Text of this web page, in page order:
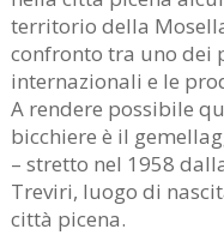
territorio della
confronto tra uno dei
internazionali e le
A rendere possibile
bicchiere è il
– stretto nel 1958
Treviri, luogo di
città picena.